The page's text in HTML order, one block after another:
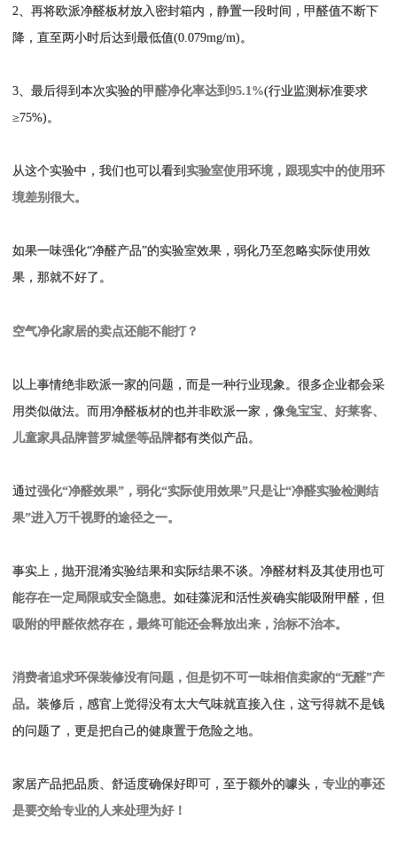
2、再将欧派净醛板材放入密封箱内，静置一段时间，甲醛值不断下
降，直至两小时后达到最低值(0.079mg/m)。
3、最后得到本次实验的甲醛净化率达到95.1%(行业监测标准要求
≥75%)。
从这个实验中，我们也可以看到实验室使用环境，跟现实中的使用环
境差别很大。
如果一味强化“净醛产品”的实验室效果，弱化乃至忽略实际使用效
果，那就不好了。
空气净化家居的卖点还能不能打？
以上事情绝非欧派一家的问题，而是一种行业现象。很多企业都会采
用类似做法。而用净醛板材的也并非欧派一家，像兔宝宝、好莱客、
儿童家具品牌普罗城堡等品牌都有类似产品。
通过强化“净醛效果”，弱化“实际使用效果”只是让“净醛实验检测结
果”进入万千视野的途径之一。
事实上，抛开混淆实验结果和实际结果不谈。净醛材料及其使用也可
能存在一定局限或安全隐患 。如硅藻泥和活性炭确实能吸附甲醛，但
吸附的甲醛依然存在，最终可能还会释放出来，治标不治本。
消费者追求环保装修没有问题，但是切不可一味相信卖家的“无醛”产
品。 装修后，感官上觉得没有太大气味就直接入住，这亏得就不是钱
的问题了，更是把自己的健康置于危险之地。
家居产品把品质、舒适度确保好即可，至于额外的噱头， 专业的事还
是要交给专业的人来处理为好！